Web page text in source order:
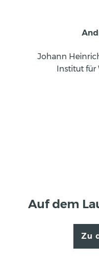
Johann
Institut für
Auf dem
Zu